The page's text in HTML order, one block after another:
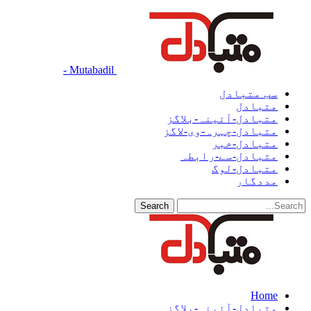
Mutabadil -
سب متبادل
متبادل
متبادل-آئینہ-بلاگز
متبادل-چہرہ-وی-لاگز
متبادل-خبر
متبادل-سے-رابطہ
متبادل-لوگ
مددگار
Home
متبادل-آئینہ-بلاگز